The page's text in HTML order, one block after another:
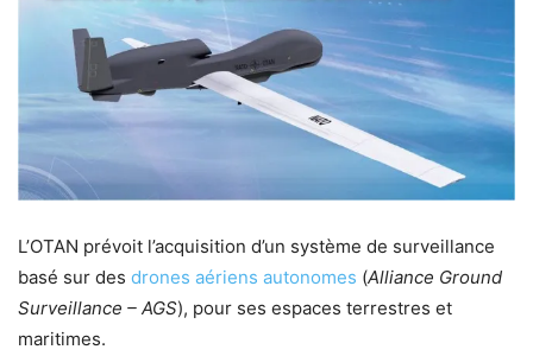
L’OTAN prévoit l’acquisition d’un système de surveillance
basé sur des drones aériens autonomes (Alliance Ground
Surveillance – AGS), pour ses espaces terrestres et
maritimes.